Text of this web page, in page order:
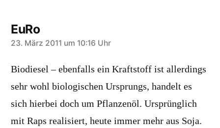
EuRo
sagt:
23. März 2011 um 10:16 Uhr
Biodiesel – ebenfalls ein Kraftstoff ist allerdings
sehr wohl biologischen Ursprungs, handelt es
sich hierbei doch um Pflanzenöl. Ursprünglich
mit Raps realisiert, heute immer mehr aus Soja.